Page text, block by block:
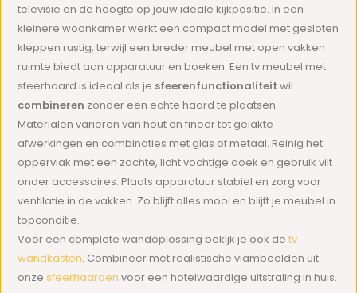
televisie en de hoogte op jouw ideale kijkpositie. In een
kleinere woonkamer werkt een compact model met gesloten
kleppen rustig, terwijl een breder meubel met open vakken
ruimte biedt aan apparatuur en boeken. Een tv meubel met
sfeerhaard is ideaal als je sfeerenfunctionaliteit wil
combineren zonder een echte haard te plaatsen.
Materialen variëren van hout en fineer tot gelakte
afwerkingen en combinaties met glas of metaal. Reinig het
oppervlak met een zachte, licht vochtige doek en gebruik vilt
onder accessoires. Plaats apparatuur stabiel en zorg voor
ventilatie in de vakken. Zo blijft alles mooi en blijft je meubel in
topconditie.
Voor een complete wandoplossing bekijk je ook detv
wandkasten. Combineer met realistische vlambeelden uit
onzesfeerhaarden voor een hotelwaardige uitstraling in huis.